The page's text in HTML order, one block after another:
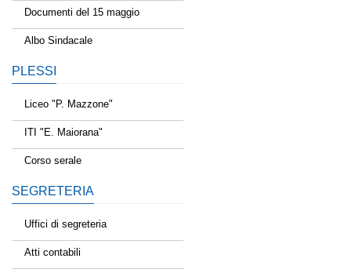
Documenti del 15 maggio
Albo Sindacale
PLESSI
Liceo "P. Mazzone"
ITI "E. Maiorana"
Corso serale
SEGRETERIA
Uffici di segreteria
Atti contabili